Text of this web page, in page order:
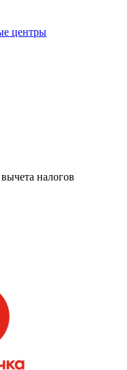
центры
налогов